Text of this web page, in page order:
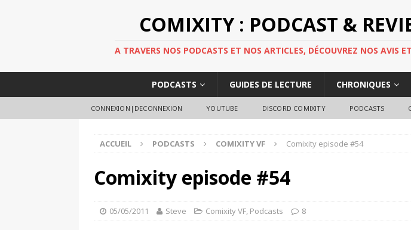
COMIXITY : PODCAST &
A TRAVERS NOS PODCASTS ET NOS ARTICLES, DÉCOUVREZ NOS AVIS
PODCASTS GUIDES DE LECTURE CHRONIQUES
CONNEXION|DECONNEXION YOUTUBE DISCORD COMIXITY PODCASTS
ACCUEIL PODCASTS COMIXITY VF Comixity episode #54
Comixity episode #54
05/05/2011 Steve Comixity VF, Podcasts 8